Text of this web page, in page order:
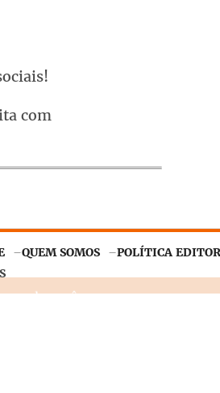
com
QUEM SOMOS POLÍTICA
você